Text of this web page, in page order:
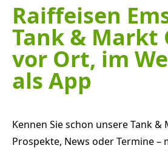
Raiffeisen
Tank & Markt
vor Ort, im
als App
Kennen Sie schon unsere Tank &
Prospekte, News oder Termine –